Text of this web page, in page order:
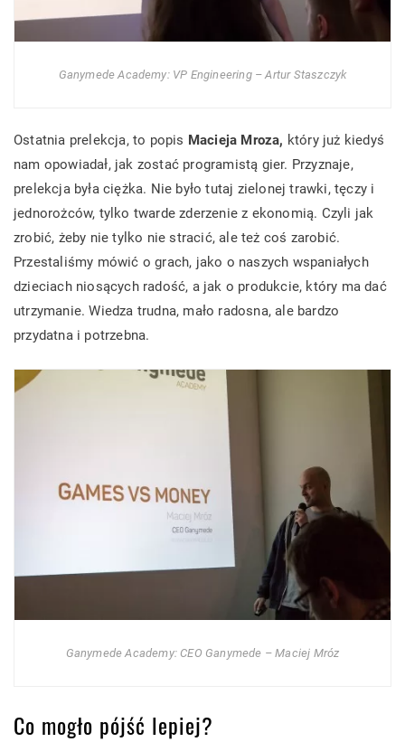
Ganymede Academy: VP Engineering – Artur Staszczyk
Ostatnia prelekcja, to popis Macieja Mroza, który już kiedyś
nam opowiadał, jak zostać programistą gier. Przyznaje,
prelekcja była ciężka. Nie było tutaj zielonej trawki, tęczy i
jednorożców, tylko twarde zderzenie z ekonomią. Czyli jak
zrobić, żeby nie tylko nie stracić, ale też coś zarobić.
Przestaliśmy mówić o grach, jako o naszych wspaniałych
dzieciach niosących radość, a jak o produkcie, który ma dać
utrzymanie. Wiedza trudna, mało radosna, ale bardzo
przydatna i potrzebna.
Ganymede Academy: CEO Ganymede – Maciej Mróz
Co mogło pójść lepiej?